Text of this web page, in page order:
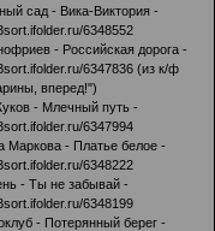
сад - Вика-Виктория -
6348552
- Российская дорога -
6347836 (из к/ф
вперед!")
- Млечный путь -
6347994
Маркова - Платье белое -
6348222
- Ты не забывай -
6348199
- Потерянный берег -